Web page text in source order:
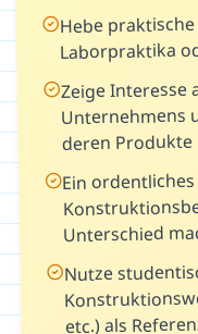
Hebe
Laborpraktika
Zeige Interesse
Unternehmens
deren Produkte
Ein
Unterschied
Nutze
etc.) als